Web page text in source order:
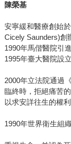
陳榮基
安寧緩和醫療創始
Cicely Saunders)創
1990年馬偕醫院引
1995年臺大醫院設
2000年立法院通過
臨終時，拒絕痛苦
以求安詳往生的權利
1990年世界衛生組